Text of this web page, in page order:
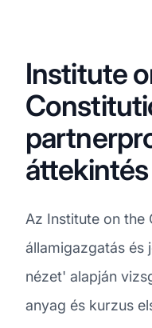
Institute
áttekintés
Az Institute on the
államigazgatás és
nézet' alapján
anyag és kurzus